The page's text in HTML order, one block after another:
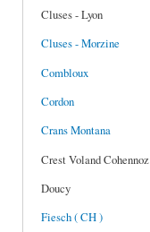
Cluses - Lyon
Cluses - Morzine
Combloux
Cordon
Crans Montana
Crest Voland Cohennoz
Doucy
Fiesch ( CH )